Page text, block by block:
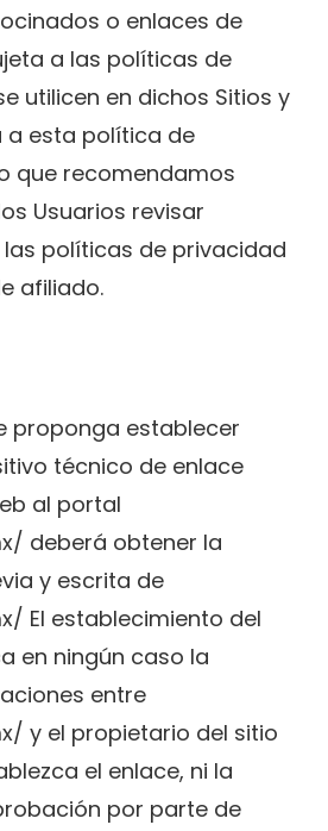
o enlaces de
a las políticas de
utilicen en dichos Sitios y
a esta política de
que recomendamos
Usuarios revisar
políticas de privacidad
afiliado.
proponga establecer
técnico de enlace
al portal
deberá obtener la
y escrita de
El establecimiento del
en ningún caso la
entre
y el propietario del sitio
el enlace, ni la
por parte de